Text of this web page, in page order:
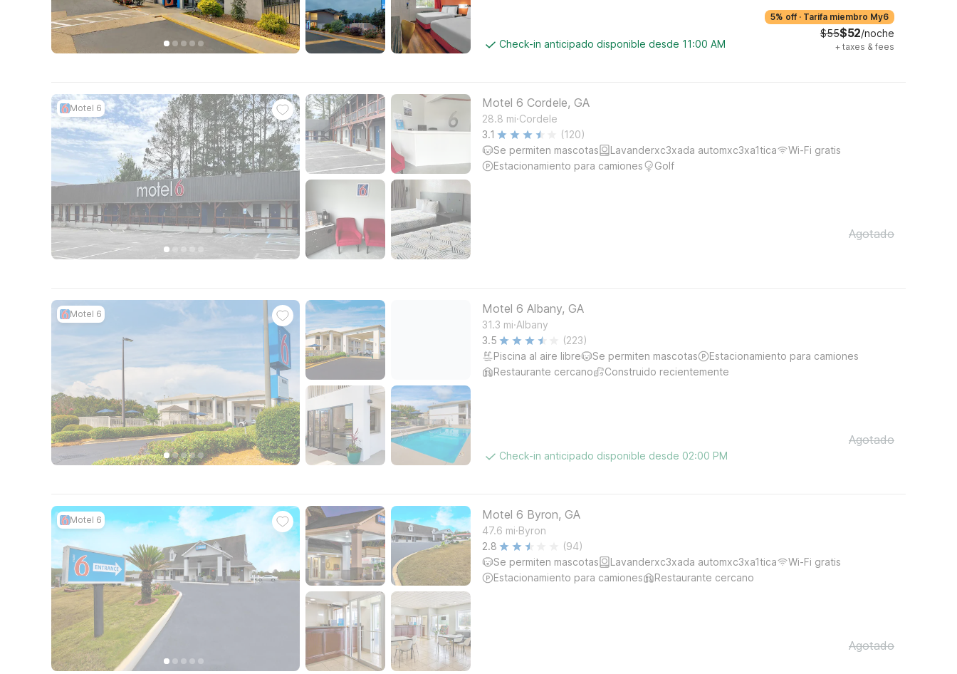
Check-in anticipado disponible desde 11:00 AM
5% off · Tarifa miembro My6
$55$52/noche
+ taxes & fees
Motel 6 Motel 6 Cordele, GA
28.8 mi.Cordele
3.1
(120)
Se permiten mascotas
Lavanderxc3xada automxc3xa1tica
Wi-Fi gratis
Estacionamiento para camiones
Golf
Agotado
Motel 6 Motel 6 Albany, GA
31.3 mi.Albany
3.5
(223)
Piscina al aire libre
Se permiten mascotas
Estacionamiento para camiones
Restaurante cercano
Construido recientemente
Check-in anticipado disponible desde 02:00 PM
Agotado
Motel 6 Motel 6 Byron, GA
47.6 mi.Byron
2.8
(94)
Se permiten mascotas
Lavanderxc3xada automxc3xa1tica
Wi-Fi gratis
Estacionamiento para camiones
Restaurante cercano
Agotado